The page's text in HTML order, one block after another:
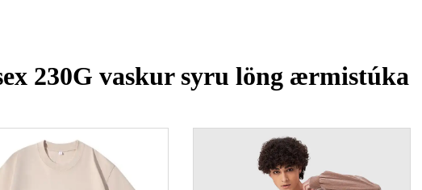
230G vaskur syru löng ærmistúka